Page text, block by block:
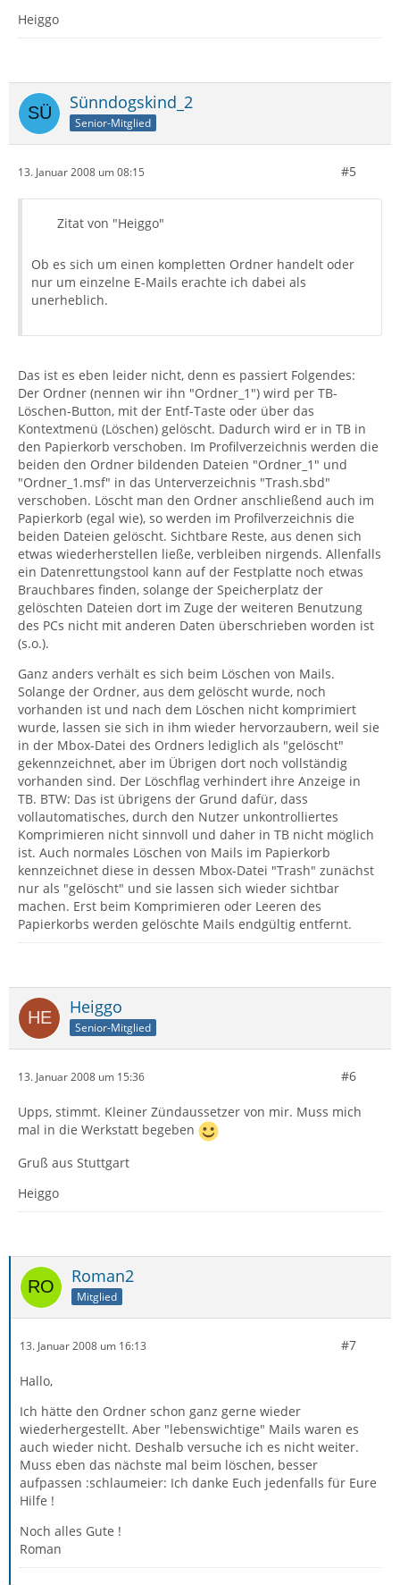
Heiggo
Sünndogskind_2
Senior-Mitglied
13. Januar 2008 um 08:15 #5
Zitat von "Heiggo"
Ob es sich um einen kompletten Ordner handelt oder
nur um einzelne E-Mails erachte ich dabei als
unerheblich.
Das ist es eben leider nicht, denn es passiert Folgendes:
Der Ordner (nennen wir ihn "Ordner_1") wird per TB-
Löschen-Button, mit der Entf-Taste oder über das
Kontextmenü (Löschen) gelöscht. Dadurch wird er in TB in
den Papierkorb verschoben. Im Profilverzeichnis werden die
beiden den Ordner bildenden Dateien "Ordner_1" und
"Ordner_1.msf" in das Unterverzeichnis "Trash.sbd"
verschoben. Löscht man den Ordner anschließend auch im
Papierkorb (egal wie), so werden im Profilverzeichnis die
beiden Dateien gelöscht. Sichtbare Reste, aus denen sich
etwas wiederherstellen ließe, verbleiben nirgends. Allenfalls
ein Datenrettungstool kann auf der Festplatte noch etwas
Brauchbares finden, solange der Speicherplatz der
gelöschten Dateien dort im Zuge der weiteren Benutzung
des PCs nicht mit anderen Daten überschrieben worden ist
(s.o.).
Ganz anders verhält es sich beim Löschen von Mails.
Solange der Ordner, aus dem gelöscht wurde, noch
vorhanden ist und nach dem Löschen nicht komprimiert
wurde, lassen sie sich in ihm wieder hervorzaubern, weil sie
in der Mbox-Datei des Ordners lediglich als "gelöscht"
gekennzeichnet, aber im Übrigen dort noch vollständig
vorhanden sind. Der Löschflag verhindert ihre Anzeige in
TB. BTW: Das ist übrigens der Grund dafür, dass
vollautomatisches, durch den Nutzer unkontrolliertes
Komprimieren nicht sinnvoll und daher in TB nicht möglich
ist. Auch normales Löschen von Mails im Papierkorb
kennzeichnet diese in dessen Mbox-Datei "Trash" zunächst
nur als "gelöscht" und sie lassen sich wieder sichtbar
machen. Erst beim Komprimieren oder Leeren des
Papierkorbs werden gelöschte Mails endgültig entfernt.
Heiggo
Senior-Mitglied
13. Januar 2008 um 15:36 #6
Upps, stimmt. Kleiner Zündaussetzer von mir. Muss mich
mal in die Werkstatt begeben
Gruß aus Stuttgart
Heiggo
Roman2
Mitglied
13. Januar 2008 um 16:13 #7
Hallo,
Ich hätte den Ordner schon ganz gerne wieder
wiederhergestellt. Aber "lebenswichtige" Mails waren es
auch wieder nicht. Deshalb versuche ich es nicht weiter.
Muss eben das nächste mal beim löschen, besser
aufpassen :schlaumeier: Ich danke Euch jedenfalls für Eure
Hilfe !
Noch alles Gute !
Roman